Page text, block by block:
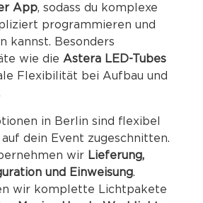
App, sodass du komplexe
programmieren und
kannst. Besonders
wie die Astera LED-Tubes
Flexibilität bei Aufbau und
in Berlin sind flexibel
dein Event zugeschnitten.
wir Lieferung,
und Einweisung.
wir komplette Lichtpakete